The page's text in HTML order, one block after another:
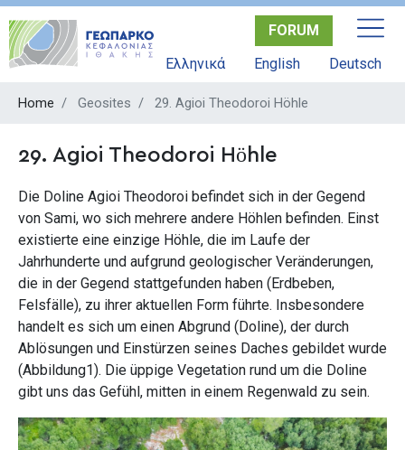
Skip
main
FORUM
Ελληνικά
English Deutsch
Home Geosites 29. Agioi Theodoroi Höhle
29. Agioi Theodoroi Höhle
Die Doline Agioi Theodoroi befindet sich in der Gegend
von Sami, wo sich mehrere andere Höhlen befinden. Einst
existierte eine einzige Höhle, die im Laufe der
Jahrhunderte und aufgrund geologischer Veränderungen,
die in der Gegend stattgefunden haben (Erdbeben,
Felsfälle), zu ihrer aktuellen Form führte. Insbesondere
handelt es sich um einen Abgrund (Doline), der durch
Ablösungen und Einstürzen seines Daches gebildet wurde
(Abbildung1). Die üppige Vegetation rund um die Doline
gibt uns das Gefühl, mitten in einem Regenwald zu sein.